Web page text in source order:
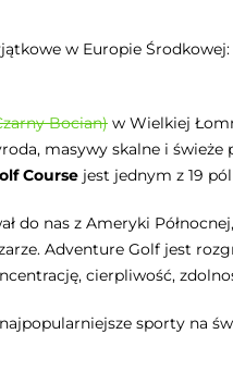
w Europie
Bocian) w Wielkiej
masywy skalne i
Course jest jednym z 19
do nas z Ameryki
Adventure Golf jest
cierpliwość,
sporty na